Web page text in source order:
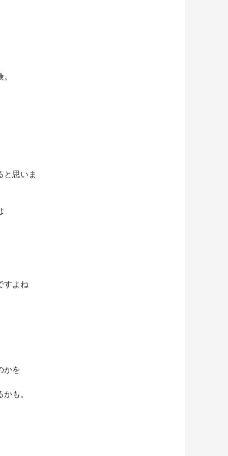
と思いま
すよね
かを
も。